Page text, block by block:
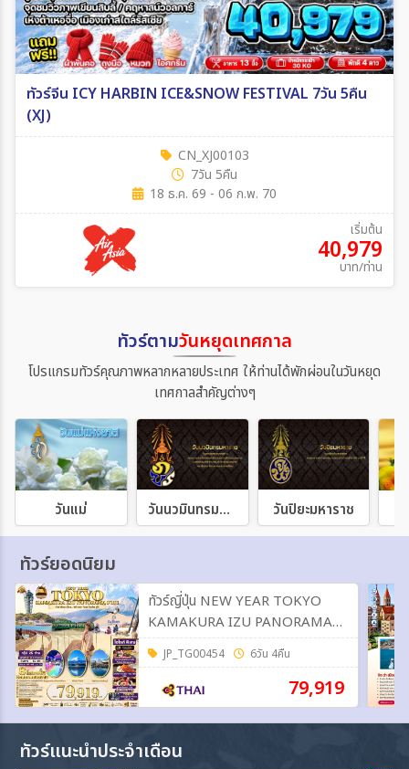
ทัวร์จีน ICY HARBIN ICE&SNOW FESTIVAL 7วัน 5คืน
(XJ)
CN_XJ00103
7วัน 5คืน
18 ธ.ค. 69 - 06 ก.พ. 70
เริ่มต้น
40,979
บาท/ท่าน
ทัวร์ตามวันหยุดเทศกาล
โปรแกรมทัวร์คุณภาพหลากหลายประเทศ ให้ท่านได้พักผ่อนในวันหยุด
เทศกาลสำคัญต่างๆ
วันแม่ วันนวมินทรมหาราช วันปิยะมหาราช
ทัวร์ยอดนิยม
ทัวร์ญี่ปุ่น NEW YEAR TOKYO
KAMAKURA IZU PANORAMA
FUJI 6วัน 4คืน (TG)
JP_TG00454 6วัน 4คืน
79,919
ทัวร์แนะนำประจำเดือน